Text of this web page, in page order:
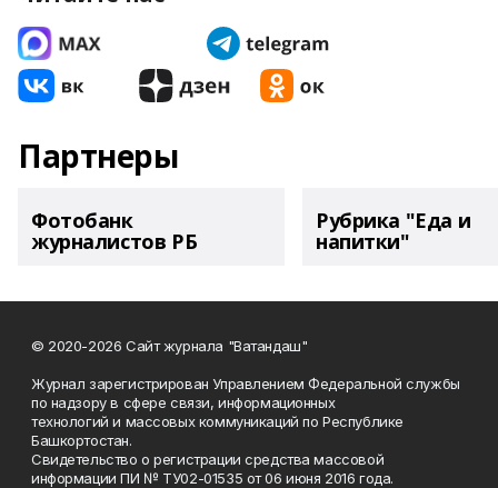
Партнеры
Фотобанк
журналистов РБ
Рубрика "Еда и
напитки"
© 2020-2026 Сайт журнала "Ватандаш"
Журнал зарегистрирован Управлением Федеральной службы
по надзору в сфере связи, информационных
технологий и массовых коммуникаций по Республике
Башкортостан.
Свидетельство о регистрации средства массовой
информации ПИ № ТУ02-01535 от 06 июня 2016 года.